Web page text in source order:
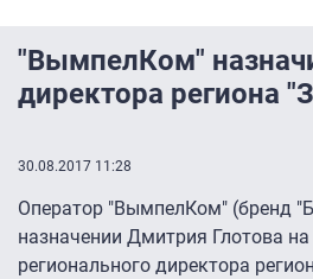
"ВымпелКом"
директора региона
30.08.2017 11:28
Оператор "ВымпелКом" (бренд
назначении Дмитрия Глотова
регионального директора